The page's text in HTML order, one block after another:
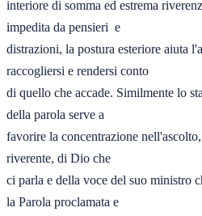
interiore di somma ed estrema
impedita da pensieri  e
distrazioni, la postura esteriore aiuta
raccogliersi e rendersi conto
di quello che accade. Similmente lo
della parola serve a
favorire la concentrazione
riverente, di Dio che
ci parla e della voce del suo ministro
la Parola proclamata e